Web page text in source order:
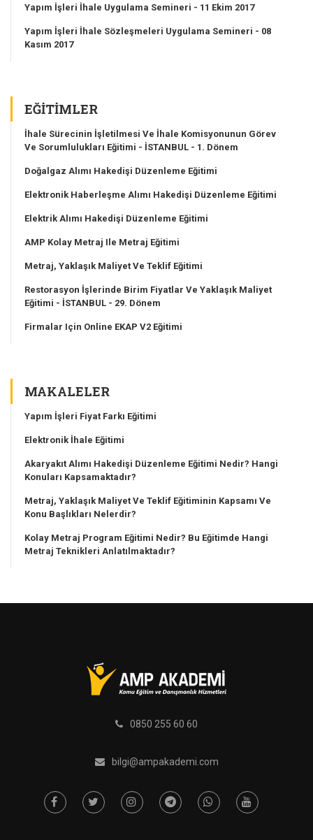
Yapım İşleri İhale Uygulama Semineri - 11 Ekim 2017
Yapım İşleri İhale Sözleşmeleri Uygulama Semineri - 08
Kasım 2017
EĞITIMLER
İhale Sürecinin İşletilmesi Ve İhale Komisyonunun Görev
Ve Sorumlulukları Eğitimi - İSTANBUL - 1. Dönem
Doğalgaz Alımı Hakedişi Düzenleme Eğitimi
Elektronik Haberleşme Alımı Hakedişi Düzenleme Eğitimi
Elektrik Alımı Hakedişi Düzenleme Eğitimi
AMP Kolay Metraj Ile Metraj Eğitimi
Metraj, Yaklaşık Maliyet Ve Teklif Eğitimi
Restorasyon İşlerinde Birim Fiyatlar Ve Yaklaşık Maliyet
Eğitimi - İSTANBUL - 29. Dönem
Firmalar Için Online EKAP V2 Eğitimi
MAKALELER
Yapım İşleri Fiyat Farkı Eğitimi
Elektronik İhale Eğitimi
Akaryakıt Alımı Hakedişi Düzenleme Eğitimi Nedir? Hangi
Konuları Kapsamaktadır?
Metraj, Yaklaşık Maliyet Ve Teklif Eğitiminin Kapsamı Ve
Konu Başlıkları Nelerdir?
Kolay Metraj Program Eğitimi Nedir? Bu Eğitimde Hangi
Metraj Teknikleri Anlatılmaktadır?
0850 255 60 60
bilgi@ampakademi.com